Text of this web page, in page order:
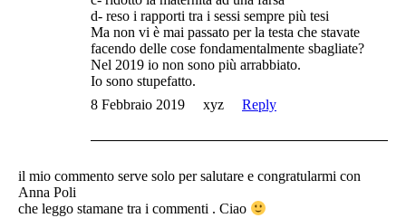
d- reso i rapporti tra i sessi sempre più tesi
Ma non vi è mai passato per la testa che stavate
facendo delle cose fondamentalmente sbagliate?
Nel 2019 io non sono più arrabbiato.
Io sono stupefatto.
8 Febbraio 2019
xyz Reply
il mio commento serve solo per salutare e congratularmi con
Anna Poli
che leggo stamane tra i commenti . Ciao